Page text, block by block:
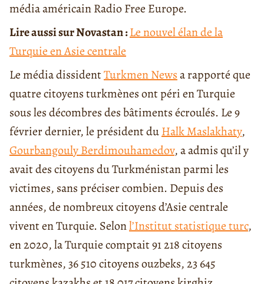
média américain Radio Free Europe.
Lire aussi sur Novastan :Le nouvel élan de la
Turquie en Asie centrale
Le média dissidentTurkmen Newsa rapporté que
quatre citoyens turkmènes ont péri en Turquie
sous les décombres des bâtiments écroulés. Le 9
février dernier, le président duHalk Maslakhaty,
Gourbangouly Berdimouhamedov, a admis qu’il y
avait des citoyens du Turkménistan parmi les
victimes, sans préciser combien. Depuis des
années, de nombreux citoyens d’Asie centrale
vivent en Turquie. Selonl’Institut statistique turc,
en 2020, la Turquie comptait 91 218 citoyens
turkmènes, 36 510 citoyens ouzbeks, 23 645